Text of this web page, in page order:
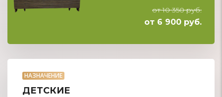
от 10 350 руб.
от 6 900 руб.
НАЗНАЧЕНИЕ
ДЕТСКИЕ